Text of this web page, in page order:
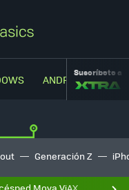
ANDROIDSuscríbete a
Generación Z